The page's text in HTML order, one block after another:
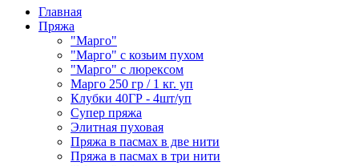
Главная
Пряжа
"Марго"
"Марго" с козьим пухом
"Марго" с люрексом
Марго 250 гр / 1 кг. уп
Клубки 40ГР - 4шт/уп
Cупер пряжа
Элитная пуховая
Пряжа в пасмах в две нити
Пряжа в пасмах в три нити